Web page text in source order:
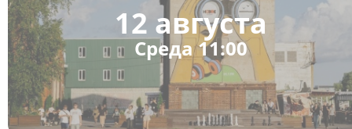
12 августа
Среда 11:00